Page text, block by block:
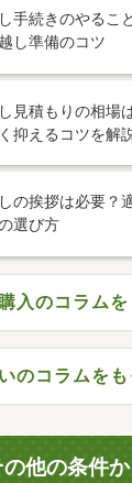
手続きのやるこ
し準備のコツ
見積もりの相場
抑えるコツを解
の挨拶は必要？
選び方
入のコラム
のコラムを
の他の条件